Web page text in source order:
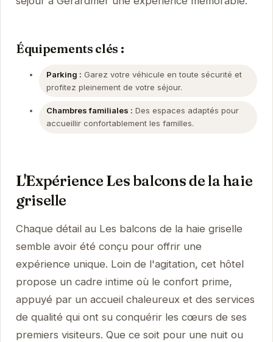
Équipements clés :
Parking : Garez votre véhicule en toute sécurité et
profitez pleinement de votre séjour.
Chambres familiales : Des espaces adaptés pour
accueillir confortablement les familles.
L'Expérience Les balcons de la haie
griselle
Chaque détail au Les balcons de la haie griselle
semble avoir été conçu pour offrir une
expérience unique. Loin de l'agitation, cet hôtel
propose un cadre intime où le confort prime,
appuyé par un accueil chaleureux et des services
de qualité qui ont su conquérir les cœurs de ses
premiers visiteurs. Que ce soit pour une nuit ou